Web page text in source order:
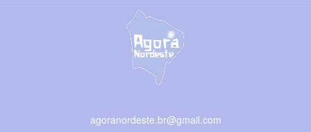
agoranordeste.br@gmail.com